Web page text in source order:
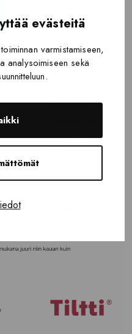
evästeitä
varmistamiseen,
analysoimiseen sekä